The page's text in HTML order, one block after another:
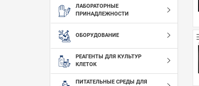
ЛАБОРАТОРНЫЕ
ПРИНАДЛЕЖНОСТИ
ОБОРУДОВАНИЕ
РЕАГЕНТЫ ДЛЯ КУЛЬТУР
КЛЕТОК
ПИТАТЕЛЬНЫЕ СРЕДЫ ДЛЯ